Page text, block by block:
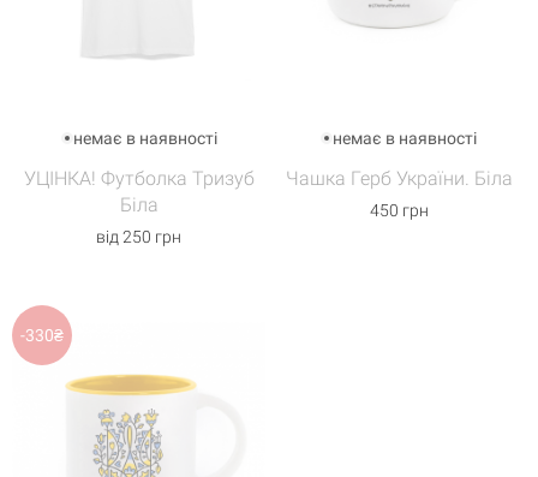
немає в наявності
УЦІНКА! Футболка Тризуб
Біла
від 250 грн
немає в наявності
Чашка Герб України. Біла
450 грн
-330₴